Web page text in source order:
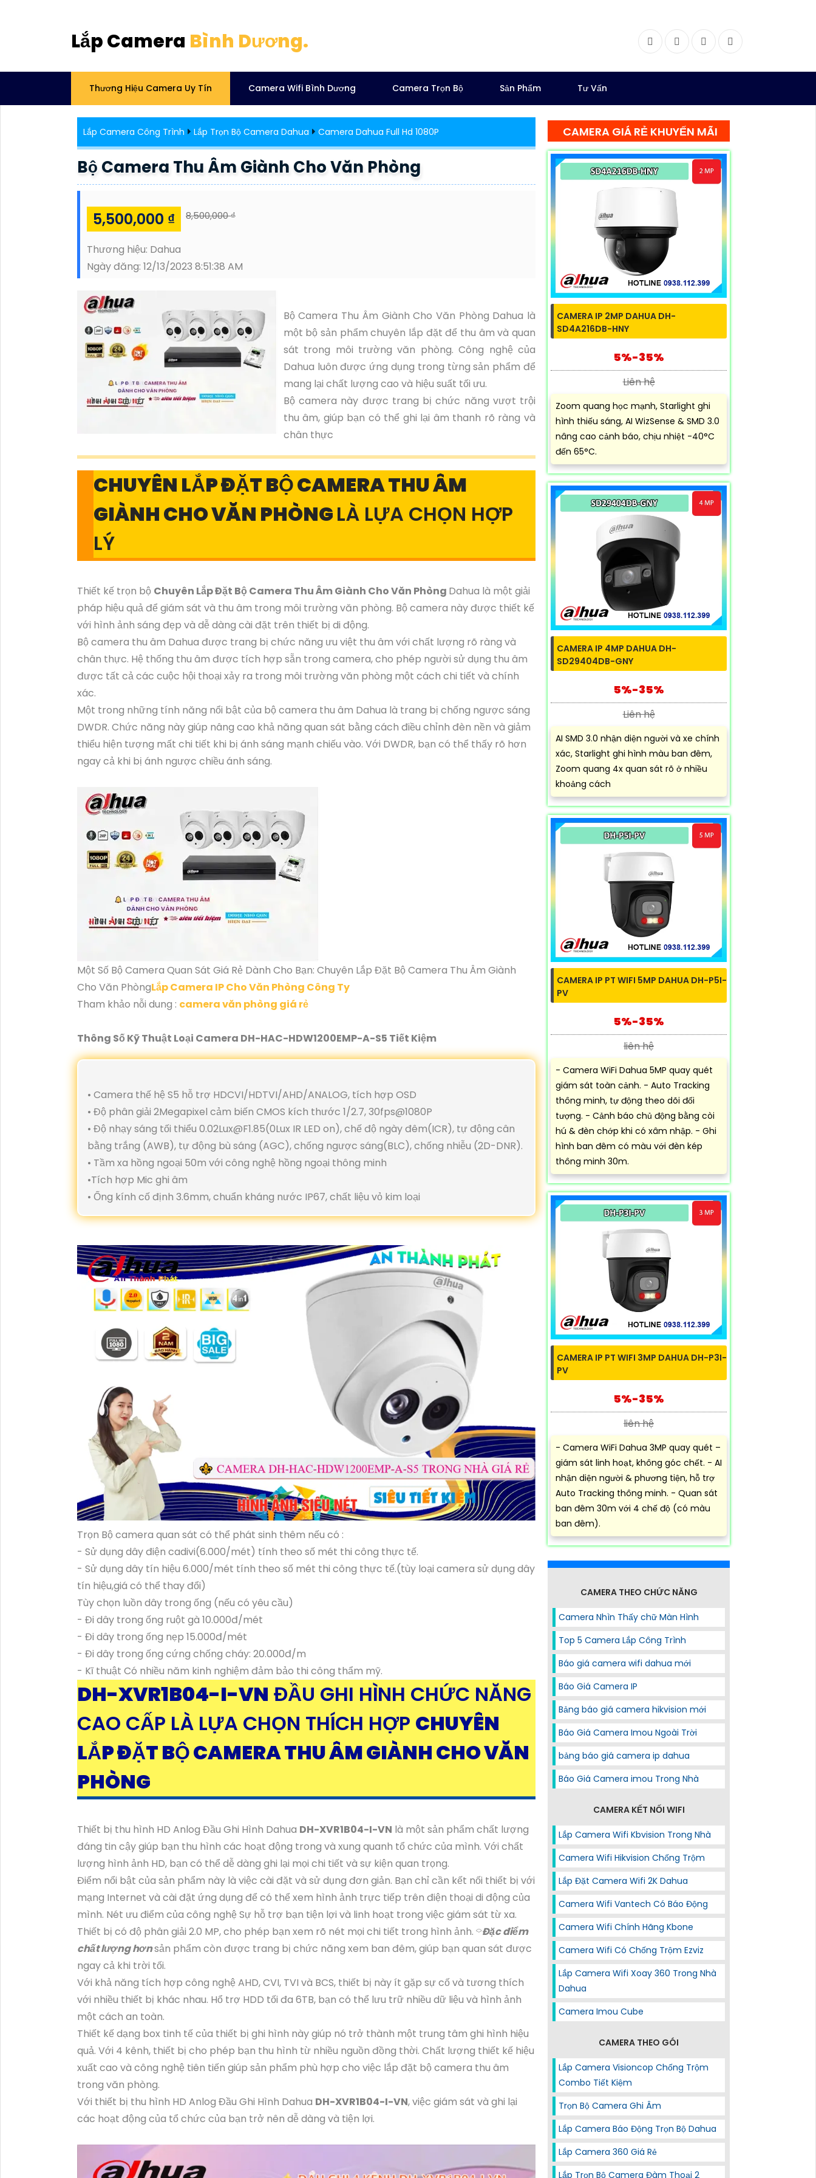
Lắp Camera Bình Dương. FacebookTwitter InstagramDribbble
Thương Hiệu Camera Uy Tín Camera Wifi Bình Dương Camera Trọn Bộ Sản Phẩm Tư Vấn
Lắp Camera Công Trình Lắp Trọn Bộ Camera Dahua Camera Dahua Full Hd 1080P
Bộ Camera Thu Âm Giành Cho Văn Phòng
5,500,000 ₫ 8,500,000 ₫
Thương hiệu: Dahua
Ngày đăng: 12/13/2023 8:51:38 AM
Bộ Camera Thu Âm Giành Cho Văn Phòng Dahua là
một bộ sản phẩm chuyên lắp đặt để thu âm và quan
sát trong môi trường văn phòng. Công nghệ của
Dahua luôn được ứng dụng trong từng sản phẩm để
mang lại chất lượng cao và hiệu suất tối ưu.
Bộ camera này được trang bị chức năng vượt trội
thu âm, giúp bạn có thể ghi lại âm thanh rõ ràng và
chân thực
CHUYÊN LẮP ĐẶT BỘ CAMERA THU ÂM
GIÀNH CHO VĂN PHÒNGLÀ LỰA CHỌN HỢP
LÝ
Thiết kế trọn bộ Chuyên Lắp Đặt Bộ Camera Thu Âm Giành Cho Văn Phòng Dahua là một giải
pháp hiệu quả để giám sát và thu âm trong môi trường văn phòng. Bộ camera này được thiết kế
với hình ảnh sáng đẹp và dễ dàng cài đặt trên thiết bị di động.
Bộ camera thu âm Dahua được trang bị chức năng ưu việt thu âm với chất lượng rõ ràng và
chân thực. Hệ thống thu âm được tích hợp sẵn trong camera, cho phép người sử dụng thu âm
được tất cả các cuộc hội thoại xảy ra trong môi trường văn phòng một cách chi tiết và chính
xác.
Một trong những tính năng nổi bật của bộ camera thu âm Dahua là trang bị chống ngược sáng
DWDR. Chức năng này giúp nâng cao khả năng quan sát bằng cách điều chỉnh đèn nền và giảm
thiểu hiện tượng mất chi tiết khi bị ánh sáng mạnh chiếu vào. Với DWDR, bạn có thể thấy rõ hơn
ngay cả khi bị ánh ngược chiều ánh sáng.
Một Số Bộ Camera Quan Sát Giá Rẻ Dành Cho Bạn: Chuyên Lắp Đặt Bộ Camera Thu Âm Giành
Cho Văn PhòngLắp Camera IP Cho Văn Phòng Công Ty
Tham khảo nỗi dung : camera văn phòng giá rẻ
Thông Số Kỹ Thuật Loại Camera DH-HAC-HDW1200EMP-A-S5 Tiết Kiệm
• Camera thế hệ S5 hỗ trợ HDCVI/HDTVI/AHD/ANALOG, tích hợp OSD
• Độ phân giải 2Megapixel cảm biến CMOS kích thước 1/2.7, 30fps@1080P
• Độ nhạy sáng tối thiểu 0.02Lux@F1.85(0Lux IR LED on), chế độ ngày đêm(ICR), tự động cân
bằng trắng (AWB), tự động bù sáng (AGC), chống ngược sáng(BLC), chống nhiễu (2D-DNR).
• Tầm xa hồng ngoại 50m với công nghệ hồng ngoại thông minh
•Tích hợp Mic ghi âm
• Ống kính cố định 3.6mm, chuẩn kháng nước IP67, chất liệu vỏ kim loại
Trọn Bộ camera quan sát có thể phát sinh thêm nếu có :
- Sử dụng dây điện cadivi(6.000/mét) tính theo số mét thi công thực tế.
- Sử dụng dây tín hiệu 6.000/mét tính theo số mét thi công thực tế.(tùy loại camera sử dụng dây
tín hiệu,giá có thể thay đổi)
Tùy chọn luồn dây trong ống (nếu có yêu cầu)
- Đi dây trong ống ruột gà 10.000đ/mét
- Đi dây trong ống nẹp 15.000đ/mét
- Đi dây trong ống cứng chống cháy: 20.000đ/m
- Kĩ thuật Có nhiều năm kinh nghiệm đảm bảo thi công thẩm mỹ.
DH-XVR1B04-I-VN ĐẦU GHI HÌNH CHỨC NĂNG
CAO CẤP LÀ LỰA CHỌN THÍCH HỢP CHUYÊN
LẮP ĐẶT BỘ CAMERA THU ÂM GIÀNH CHO VĂN
PHÒNG
Thiết bị thu hình HD Anlog Đầu Ghi Hình Dahua DH-XVR1B04-I-VN là một sản phẩm chất lượng
đáng tin cậy giúp bạn thu hình các hoạt động trong và xung quanh tổ chức của mình. Với chất
lượng hình ảnh HD, bạn có thể dễ dàng ghi lại mọi chi tiết và sự kiện quan trọng.
Điểm nổi bật của sản phẩm này là việc cài đặt và sử dụng đơn giản. Bạn chỉ cần kết nối thiết bị với
mạng Internet và cài đặt ứng dụng để có thể xem hình ảnh trực tiếp trên điện thoại di động của
mình. Nét ưu điểm của công nghệ Sự hỗ trợ bạn tiện lợi và linh hoạt trong việc giám sát từ xa.
Thiết bị có độ phân giải 2.0 MP, cho phép bạn xem rõ nét mọi chi tiết trong hình ảnh. ⌔Đặc điểm
chất lượng hơnsản phẩm còn được trang bị chức năng xem ban đêm, giúp bạn quan sát được
ngay cả khi trời tối.
Với khả năng tích hợp công nghệ AHD, CVI, TVI và BCS, thiết bị này ít gặp sự cố và tương thích
với nhiều thiết bị khác nhau. Hổ trợ HDD tối đa 6TB, bạn có thể lưu trữ nhiều dữ liệu và hình ảnh
một cách an toàn.
Thiết kế dạng box tinh tế của thiết bị ghi hình này giúp nó trở thành một trung tâm ghi hình hiệu
quả. Với 4 kênh, thiết bị cho phép bạn thu hình từ nhiều nguồn đồng thời. Chất lượng thiết kế hiệu
xuất cao và công nghệ tiên tiến giúp sản phẩm phù hợp cho việc lắp đặt bộ camera thu âm
trong văn phòng.
Với thiết bị thu hình HD Anlog Đầu Ghi Hình Dahua DH-XVR1B04-I-VN, việc giám sát và ghi lại
các hoạt động của tổ chức của bạn trở nên dễ dàng và tiện lợi.
CAMERA GIÁ RẺ KHUYẾN MÃI
CAMERA IP 2MP DAHUA DH-
SD4A216DB-HNY
5%-35%
Liên hệ
Zoom quang học mạnh, Starlight ghi
hình thiếu sáng, AI WizSense & SMD 3.0
nâng cao cảnh báo, chịu nhiệt -40°C
đến 65°C.
CAMERA IP 4MP DAHUA DH-
SD29404DB-GNY
5%-35%
Liên hệ
AI SMD 3.0 nhận diện người và xe chính
xác, Starlight ghi hình màu ban đêm,
Zoom quang 4x quan sát rõ ở nhiều
khoảng cách
CAMERA IP PT WIFI 5MP DAHUA DH-P5I-
PV
5%-35%
liên hệ
- Camera WiFi Dahua 5MP quay quét
giám sát toàn cảnh. - Auto Tracking
thông minh, tự động theo dõi đối
tượng. - Cảnh báo chủ động bằng còi
hú & đèn chớp khi có xâm nhập. - Ghi
hình ban đêm có màu với đèn kép
thông minh 30m.
CAMERA IP PT WIFI 3MP DAHUA DH-P3I-
PV
5%-35%
liên hệ
- Camera WiFi Dahua 3MP quay quét –
giám sát linh hoạt, không góc chết. - AI
nhận diện người & phương tiện, hỗ trợ
Auto Tracking thông minh. - Quan sát
ban đêm 30m với 4 chế độ (có màu
ban đêm).
CAMERA THEO CHỨC NĂNG
Camera Nhìn Thấy chữ Màn Hình
Top 5 Camera Lắp Công Trình
Báo giá camera wifi dahua mới
Báo Giá Camera IP
Bảng báo giá camera hikvision mới
Báo Giá Camera Imou Ngoài Trời
bảng báo giá camera ip dahua
Báo Giá Camera imou Trong Nhà
CAMERA KẾT NỐI WIFI
Lắp Camera Wifi Kbvision Trong Nhà
Camera Wifi Hikvision Chống Trộm
Lắp Đặt Camera Wifi 2K Dahua
Camera Wifi Vantech Có Báo Động
Camera Wifi Chính Hãng Kbone
Camera Wifi Có Chống Trộm Ezviz
Lắp Camera Wifi Xoay 360 Trong Nhà
Dahua
Camera Imou Cube
CAMERA THEO GÓI
Lắp Camera Visioncop Chống Trộm
Combo Tiết Kiệm
Trọn Bộ Camera Ghi Âm
Lắp Camera Báo Động Trọn Bộ Dahua
Lắp Camera 360 Giá Rẻ
Lắp Trọn Bộ Camera Đàm Thoại 2